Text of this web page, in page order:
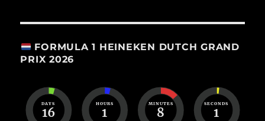
FORMULA 1 HEINEKEN DUTCH GRAND
PRIX 2026
DAYS
16
HOURS
1
MINUTES
8
SECONDS
1